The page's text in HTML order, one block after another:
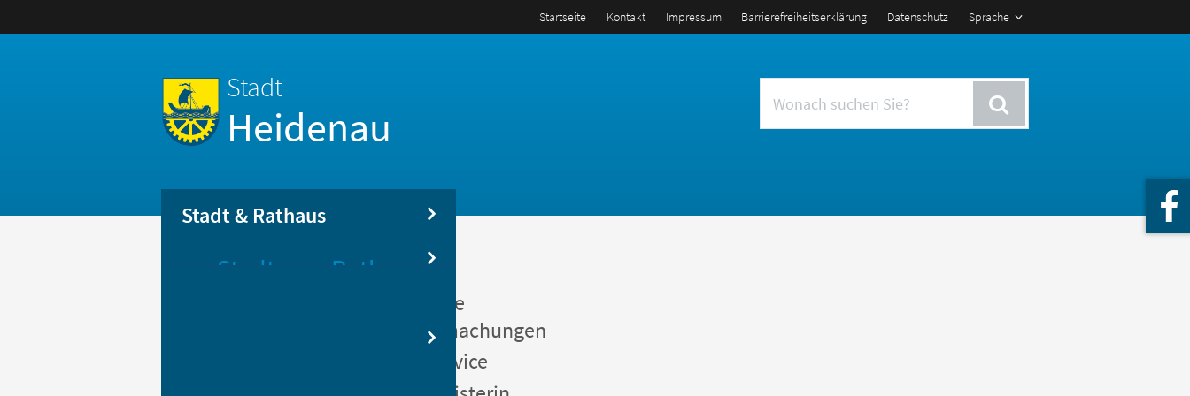
Sprache
Startseite Kontakt Impressum Barrierefreiheitserklärung Datenschutz
Stadt
Heidenau
Stadt & Rathaus
Stadt Rathaus
Öffentliche
Bekanntmachungen
Bürgerservice